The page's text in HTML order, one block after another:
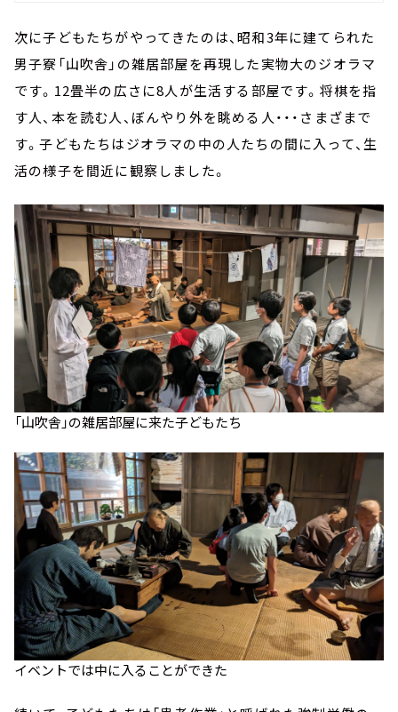
次に子どもたちがやってきたのは、昭和3年に建てられた
男子寮「山吹舎」の雑居部屋を再現した実物大のジオラマ
です。12畳半の広さに8人が生活する部屋です。将棋を指
す人、本を読む人、ぼんやり外を眺める人・・・さまざまで
す。子どもたちはジオラマの中の人たちの間に入って、生
活の様子を間近に観察しました。
「山吹舎」の雑居部屋に来た子どもたち
イベントでは中に入ることができた